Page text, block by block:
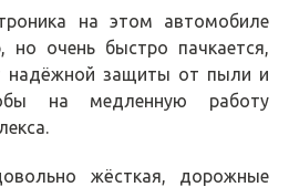
на этом автомобиле
но очень быстро пачкается,
надёжной защиты от пыли и
на медленную работу
жёсткая, дорожные